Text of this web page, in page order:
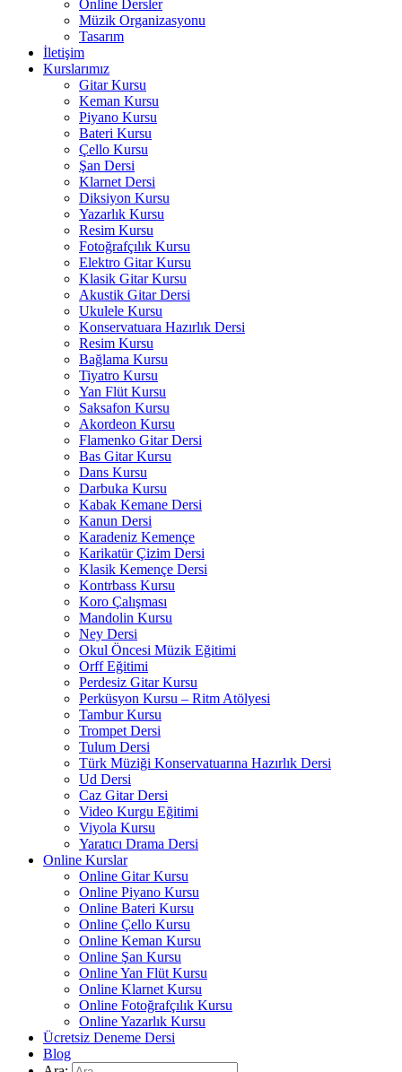
Online Dersler
Müzik Organizasyonu
Tasarım
İletişim
Kurslarımız
Gitar Kursu
Keman Kursu
Piyano Kursu
Bateri Kursu
Çello Kursu
Şan Dersi
Klarnet Dersi
Diksiyon Kursu
Yazarlık Kursu
Resim Kursu
Fotoğrafçılık Kursu
Elektro Gitar Kursu
Klasik Gitar Kursu
Akustik Gitar Dersi
Ukulele Kursu
Konservatuara Hazırlık Dersi
Resim Kursu
Bağlama Kursu
Tiyatro Kursu
Yan Flüt Kursu
Saksafon Kursu
Akordeon Kursu
Flamenko Gitar Dersi
Bas Gitar Kursu
Dans Kursu
Darbuka Kursu
Kabak Kemane Dersi
Kanun Dersi
Karadeniz Kemençe
Karikatür Çizim Dersi
Klasik Kemençe Dersi
Kontrbass Kursu
Koro Çalışması
Mandolin Kursu
Ney Dersi
Okul Öncesi Müzik Eğitimi
Orff Eğitimi
Perdesiz Gitar Kursu
Perküsyon Kursu – Ritm Atölyesi
Tambur Kursu
Trompet Dersi
Tulum Dersi
Türk Müziği Konservatuarına Hazırlık Dersi
Ud Dersi
Caz Gitar Dersi
Video Kurgu Eğitimi
Viyola Kursu
Yaratıcı Drama Dersi
Online Kurslar
Online Gitar Kursu
Online Piyano Kursu
Online Bateri Kursu
Online Çello Kursu
Online Keman Kursu
Online Şan Kursu
Online Yan Flüt Kursu
Online Klarnet Kursu
Online Fotoğrafçılık Kursu
Online Yazarlık Kursu
Ücretsiz Deneme Dersi
Blog